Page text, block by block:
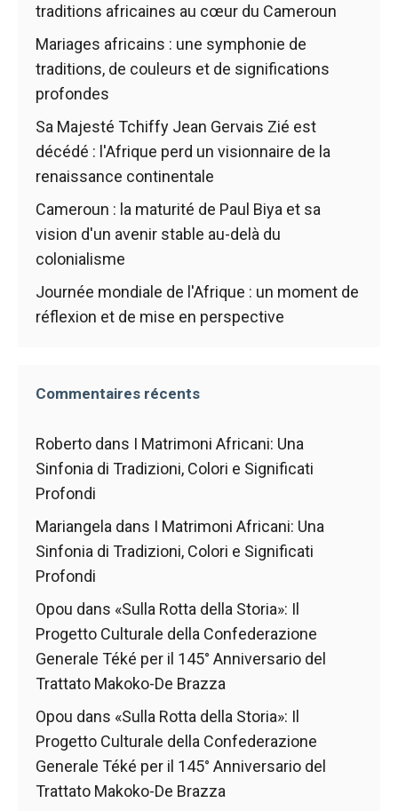
traditions africaines au cœur du Cameroun
Mariages africains : une symphonie de
traditions, de couleurs et de significations
profondes
Sa Majesté Tchiffy Jean Gervais Zié est
décédé : l'Afrique perd un visionnaire de la
renaissance continentale
Cameroun : la maturité de Paul Biya et sa
vision d'un avenir stable au-delà du
colonialisme
Journée mondiale de l'Afrique : un moment de
réflexion et de mise en perspective
Commentaires récents
Roberto dans I Matrimoni Africani: Una
Sinfonia di Tradizioni, Colori e Significati
Profondi
Mariangela dans I Matrimoni Africani: Una
Sinfonia di Tradizioni, Colori e Significati
Profondi
Opou dans «Sulla Rotta della Storia»: Il
Progetto Culturale della Confederazione
Generale Téké per il 145° Anniversario del
Trattato Makoko-De Brazza
Opou dans «Sulla Rotta della Storia»: Il
Progetto Culturale della Confederazione
Generale Téké per il 145° Anniversario del
Trattato Makoko-De Brazza